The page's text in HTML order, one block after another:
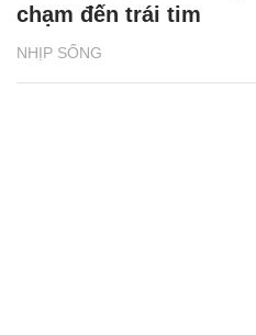
NHỊP SỐNG
chạm đến trái tim